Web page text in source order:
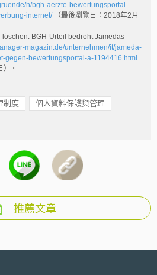
h/bgh-aerzte-bewertungsportal-
internet/（最後瀏覽日：2018年2月
BGH-Urteil bedroht Jamedas
magazin.de/unternehmen/it/jameda-
gegen-bewertungsportal-a-1194416.html
）。
制度
個人資料保護與管理
推薦文章